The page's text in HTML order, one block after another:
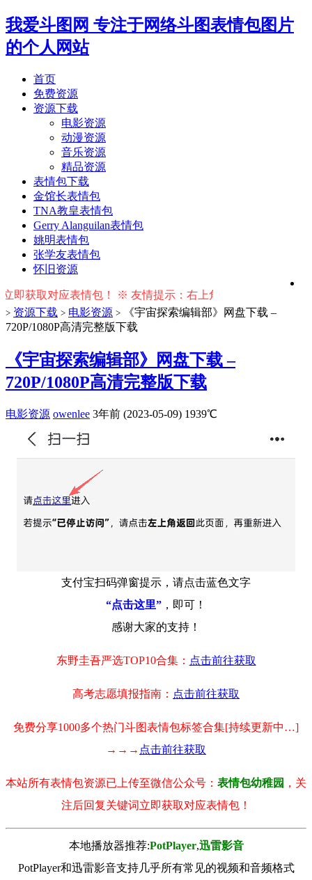
我爱斗图网 专注于网络斗图表情包图片
的个人网站
首页
免费资源
资源下载
电影资源
动漫资源
音乐资源
精品资源
表情包下载
金馆长表情包
TNA教皇表情包
Gerry Alanguilan表情包
姚明表情包
张学友表情包
怀旧资源
取对应表情包！ ※ 友情提示：右上角输入搜索词按回车键即
> 资源下载 > 电影资源 >
《宇宙探索编辑部》网盘下载 –
720P/1080P高清完整版下载
《宇宙探索编辑部》网盘下载 –
720P/1080P高清完整版下载
电影资源 owenlee 3年前 (2023-05-09) 1939℃
支付宝扫码弹窗提示，请点击蓝色文字
“点击这里” ，即可！
感谢大家的支持！
东野圭吾严选TOP10合集： 点击前往获取
高考志愿填报指南： 点击前往获取
免费分享1000多个热门斗图表情包标签合集[持续更新中…]
→→→ 点击前往获取
本站所有表情包资源已上传至微信公众号： 表情包幼稚园 ，关
注后回复关键词立即获取对应表情包！
本地播放器推荐:РotРlayer,迅雷影音
PotPlayer和迅雷影音支持几乎所有常见的视频和音频格式